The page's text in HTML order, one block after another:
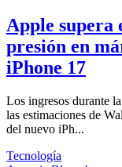
Apple supera
presión en
iPhone 17
Los ingresos durante
las estimaciones de
del nuevo iPh...
Tecnología